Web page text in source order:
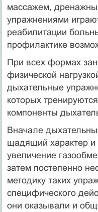
массажем,
упражнениями
реабилитации
профилактике
При всех формах
физической
дыхательные
которых
компоненты
Вначале
щадящий характер
увеличение
затем постепенно
методику таких
специфического
они оказывали и